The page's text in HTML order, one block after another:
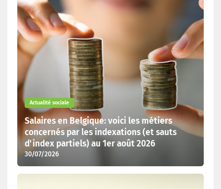
Actualité sociale
Salaires en Belgique: voici les métiers
concernés par les indexations (et sauts
d'index partiels) au 1er août 2026
30/07/2026